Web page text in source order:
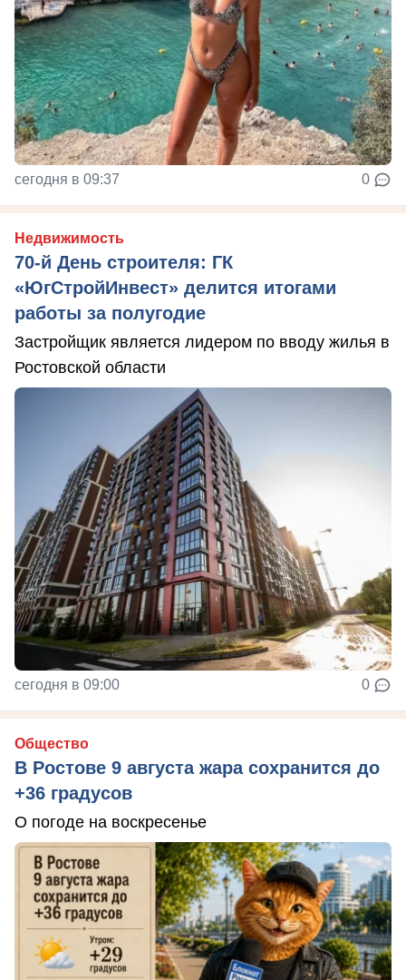
сегодня в 09:37 0
Недвижимость
70-й День строителя: ГК
«ЮгСтройИнвест» делится итогами
работы за полугодие
Застройщик является лидером по вводу жилья в
Ростовской области
сегодня в 09:00 0
Общество
В Ростове 9 августа жара сохранится до
+36 градусов
О погоде на воскресенье